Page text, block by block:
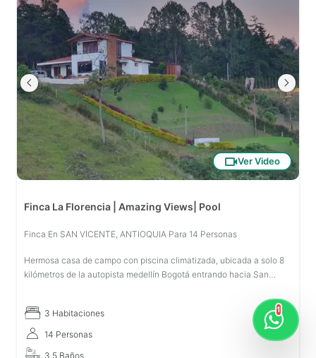
1
Ver Video
Finca La Florencia | Amazing Views| Pool
Finca En SAN VICENTE, ANTIOQUIA Para 14 Personas
Hermosa casa de campo con piscina climatizada, ubicada a solo 8
kilómetros de la autopista medellín Bogotá entrando hacia San
3 Habitaciones
14 Personas
3.5 Baños